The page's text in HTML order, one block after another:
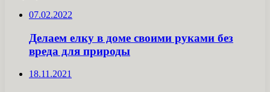
07.02.2022
Делаем елку в доме своими руками без
вреда для природы
18.11.2021